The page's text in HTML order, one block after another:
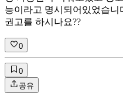
능이라고 명시되어있었습
권고를 하시나요??
0
0
공유